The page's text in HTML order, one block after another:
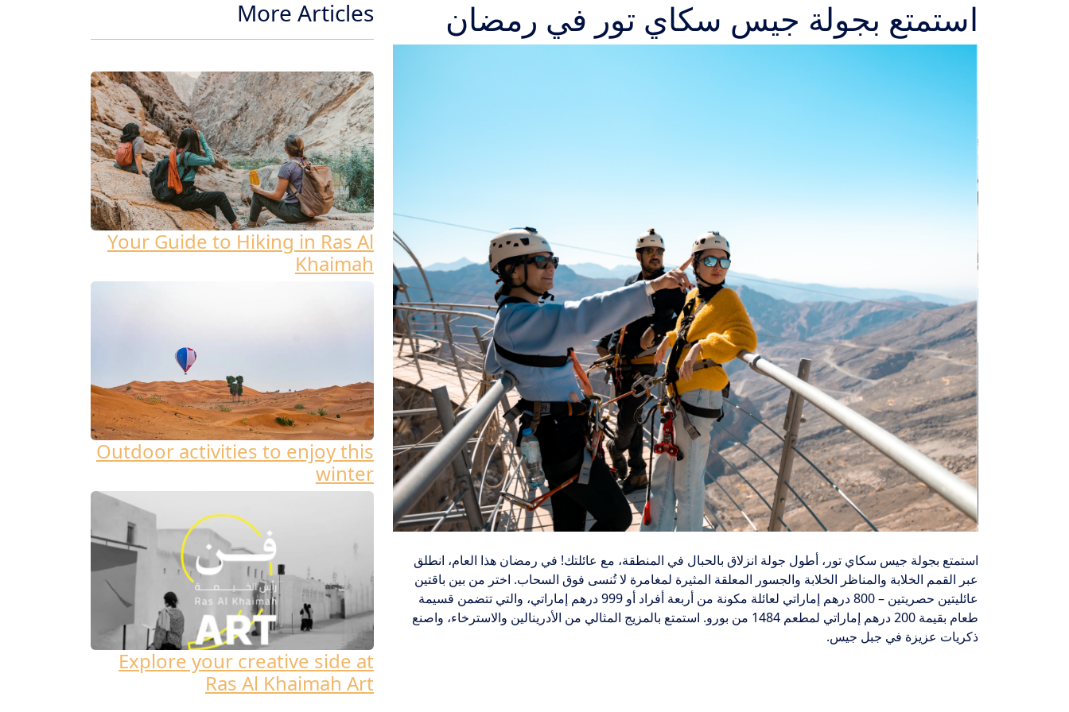
استمتع بجولة جيس سكاي تور في رمضان
استمتع بجولة جيس سكاي تور، أطول جولة انزلاق بالحبال في المنطقة، مع عائلتك! في رمضان هذا العام، انطلق
عبر القمم الخلابة والمناظر الخلابة والجسور المعلقة المثيرة لمغامرة لا تُنسى فوق السحاب. اختر من بين باقتين
عائليتين حصريتين – 800 درهم إماراتي لعائلة مكونة من أربعة أفراد أو 999 درهم إماراتي، والتي تتضمن قسيمة
طعام بقيمة 200 درهم إماراتي لمطعم 1484 من بورو. استمتع بالمزيج المثالي من الأدرينالين والاسترخاء، واصنع
ذكريات عزيزة في جبل جيس.
More Articles
Your Guide to Hiking in Ras Al
Khaimah
Outdoor activities to enjoy this
winter
Explore your creative side at
Ras Al Khaimah Art